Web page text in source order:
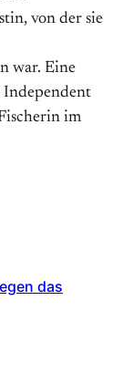
von der sie
war. Eine
Independent
im
das